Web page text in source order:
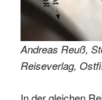
Andreas Reuß,
Reiseverlag,